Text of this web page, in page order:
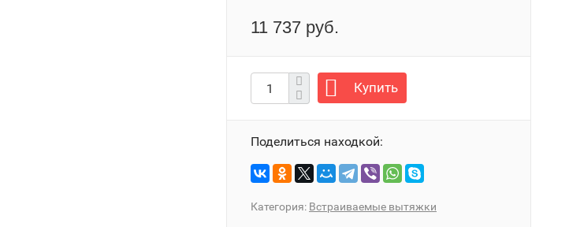
11 737 руб.
Купить
Поделиться находкой:
Категория: Встраиваемые вытяжки